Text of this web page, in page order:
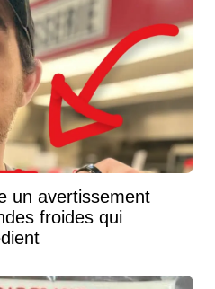
un avertissement
froides qui